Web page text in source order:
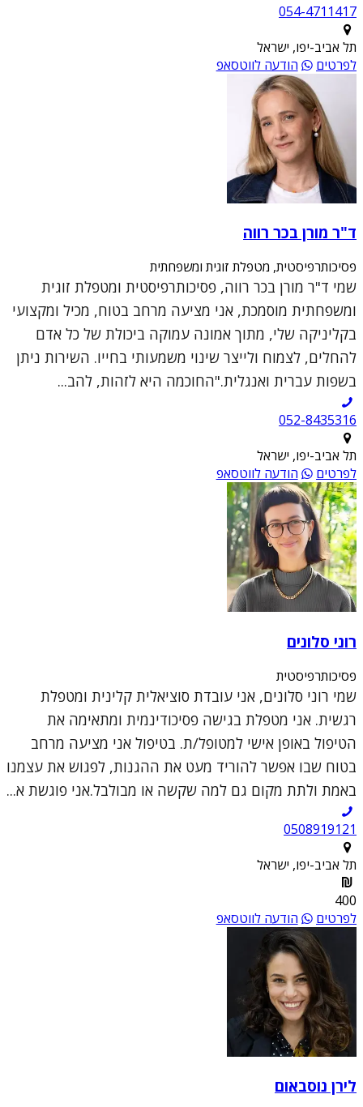
054-4711417
תל אביב-יפו, ישראל
לפרטים
הודעה לווטסאפ
ד"ר מורן בכר רווה
פסיכותרפיסטית, מטפלת זוגית ומשפחתית
שמי ד"ר מורן בכר רווה, פסיכותרפיסטית ומטפלת זוגית
ומשפחתית מוסמכת, אני מציעה מרחב בטוח, מכיל ומקצועי
בקליניקה שלי, מתוך אמונה עמוקה ביכולת של כל אדם
להחלים, לצמוח ולייצר שינוי משמעותי בחייו. השירות ניתן
בשפות עברית ואנגלית."החוכמה היא לזהות, להב...
052-8435316
תל אביב-יפו, ישראל
לפרטים
הודעה לווטסאפ
רוני סלונים
פסיכותרפיסטית
שמי רוני סלונים, אני עובדת סוציאלית קלינית ומטפלת
רגשית. אני מטפלת בגישה פסיכודינמית ומתאימה את
הטיפול באופן אישי למטופל/ת. בטיפול אני מציעה מרחב
בטוח שבו אפשר להוריד מעט את ההגנות, לפגוש את עצמנו
באמת ולתת מקום גם למה שקשה או מבולבל.אני פוגשת א...
0508919121
תל אביב-יפו, ישראל
400
לפרטים
הודעה לווטסאפ
לירן נוסבאום